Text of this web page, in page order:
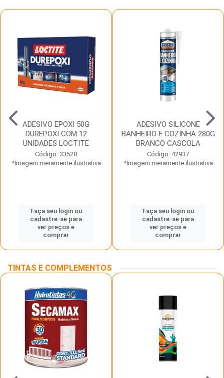
ADESIVO EPOXI 50G
DUREPOXI COM 12
UNIDADES LOCTITE
Código: 33528
*Imagem meramente ilustrativa
Faça seu login ou
cadastre-se para
ver preços e
comprar
ADESIVO SILICONE
BANHEIRO E COZINHA 280G
BRANCO CASCOLA
Código: 42937
*Imagem meramente ilustrativa
Faça seu login ou
cadastre-se para
ver preços e
comprar
TINTAS E COMPLEMENTOS